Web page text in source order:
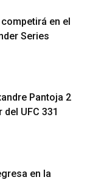
en el
Series
Pantoja 2
UFC 331
en la